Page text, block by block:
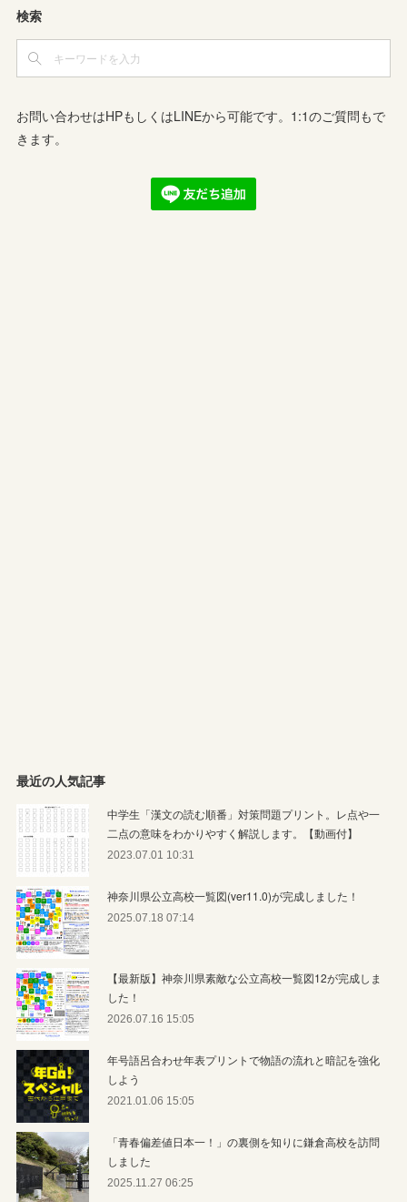
検索
お問い合わせはHPもしくはLINEから可能です。1:1のご質問もで
きます。
最近の人気記事
中学生「漢文の読む順番」対策問題プリント。レ点や一
二点の意味をわかりやすく解説します。【動画付】
2023.07.01 10:31
神奈川県公立高校一覧図(ver11.0)が完成しました！
2025.07.18 07:14
【最新版】神奈川県素敵な公立高校一覧図12が完成しま
した！
2026.07.16 15:05
年号語呂合わせ年表プリントで物語の流れと暗記を強化
しよう
2021.01.06 15:05
「青春偏差値日本一！」の裏側を知りに鎌倉高校を訪問
しました
2025.11.27 06:25